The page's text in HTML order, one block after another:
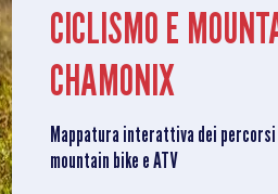
CICLISMO E
CHAMONIX
Mappatura interattiva dei
mountain bike e ATV